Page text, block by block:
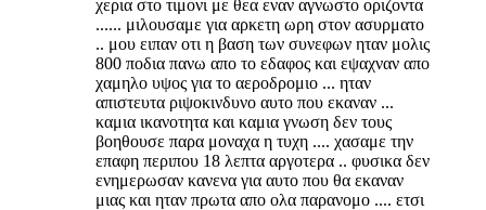
χερια στο τιμονι με θεα εναν αγνωστο οριζοντα
...... μιλουσαμε για αρκετη ωρη στον ασυρματο
.. μου ειπαν οτι η βαση των συνεφων ηταν μολις
800 ποδια πανω απο το εδαφος και εψαχναν απο
χαμηλο υψος για το αεροδρομιο ... ηταν
απιστευτα ριψοκινδυνο αυτο που εκαναν ...
καμια ικανοτητα και καμια γνωση δεν τους
βοηθουσε παρα μοναχα η τυχη .... χασαμε την
επαφη περιπου 18 λεπτα αργοτερα .. φυσικα δεν
ενημερωσαν κανενα για αυτο που θα εκαναν
μιας και ηταν πρωτα απο ολα παρανομο .... ετσι